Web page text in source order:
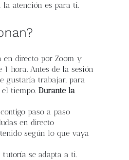
la atención es para ti.
en directo por Zoom y
hora. Antes de la sesión
gustaría trabajar, para
tiempo. Durante la
paso a paso
en directo
según lo que vaya
se adapta a ti.